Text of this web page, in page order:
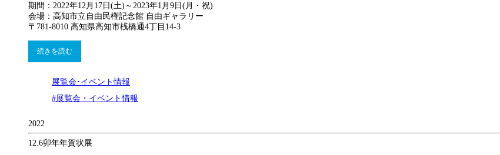
期間：2022年12月17日(土)～2023年1月9日(月・祝)
会場：高知市立自由民権記念館 自由ギャラリー
〒781-8010 高知県高知市桟橋通4丁目14-3
続きを読む
展覧会･イベント情報
#展覧会・イベント情報
2022
12.6卯年年賀状展